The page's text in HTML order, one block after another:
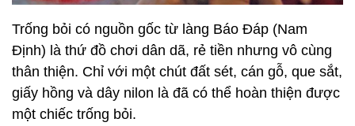
Trống bỏi có nguồn gốc từ làng Báo Đáp (Nam
Định) là thứ đồ chơi dân dã, rẻ tiền nhưng vô cùng
thân thiện. Chỉ với một chút đất sét, cán gỗ, que sắt,
giấy hồng và dây nilon là đã có thể hoàn thiện được
một chiếc trống bỏi.